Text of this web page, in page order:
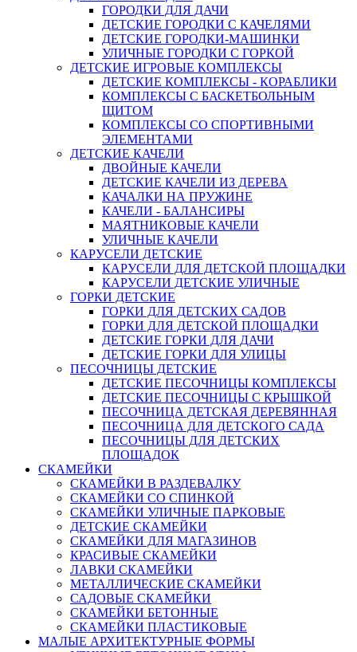
ГОРОДКИ ДЛЯ ДАЧИ
ДЕТСКИЕ ГОРОДКИ С КАЧЕЛЯМИ
ДЕТСКИЕ ГОРОДКИ-МАШИНКИ
УЛИЧНЫЕ ГОРОДКИ С ГОРКОЙ
ДЕТСКИЕ ИГРОВЫЕ КОМПЛЕКСЫ
ДЕТСКИЕ КОМПЛЕКСЫ - КОРАБЛИКИ
КОМПЛЕКСЫ С БАСКЕТБОЛЬНЫМ
ЩИТОМ
КОМПЛЕКСЫ СО СПОРТИВНЫМИ
ЭЛЕМЕНТАМИ
ДЕТСКИЕ КАЧЕЛИ
ДВОЙНЫЕ КАЧЕЛИ
ДЕТСКИЕ КАЧЕЛИ ИЗ ДЕРЕВА
КАЧАЛКИ НА ПРУЖИНЕ
КАЧЕЛИ - БАЛАНСИРЫ
МАЯТНИКОВЫЕ КАЧЕЛИ
УЛИЧНЫЕ КАЧЕЛИ
КАРУСЕЛИ ДЕТСКИЕ
КАРУСЕЛИ ДЛЯ ДЕТСКОЙ ПЛОЩАДКИ
КАРУСЕЛИ ДЕТСКИЕ УЛИЧНЫЕ
ГОРКИ ДЕТСКИЕ
ГОРКИ ДЛЯ ДЕТСКИХ САДОВ
ГОРКИ ДЛЯ ДЕТСКОЙ ПЛОЩАДКИ
ДЕТСКИЕ ГОРКИ ДЛЯ ДАЧИ
ДЕТСКИЕ ГОРКИ ДЛЯ УЛИЦЫ
ПЕСОЧНИЦЫ ДЕТСКИЕ
ДЕТСКИЕ ПЕСОЧНИЦЫ КОМПЛЕКСЫ
ДЕТСКИЕ ПЕСОЧНИЦЫ С КРЫШКОЙ
ПЕСОЧНИЦА ДЕТСКАЯ ДЕРЕВЯННАЯ
ПЕСОЧНИЦА ДЛЯ ДЕТСКОГО САДА
ПЕСОЧНИЦЫ ДЛЯ ДЕТСКИХ
ПЛОЩАДОК
СКАМЕЙКИ
СКАМЕЙКИ В РАЗДЕВАЛКУ
СКАМЕЙКИ СО СПИНКОЙ
СКАМЕЙКИ УЛИЧНЫЕ ПАРКОВЫЕ
ДЕТСКИЕ СКАМЕЙКИ
СКАМЕЙКИ ДЛЯ МАГАЗИНОВ
КРАСИВЫЕ СКАМЕЙКИ
ЛАВКИ СКАМЕЙКИ
МЕТАЛЛИЧЕСКИЕ СКАМЕЙКИ
САДОВЫЕ СКАМЕЙКИ
СКАМЕЙКИ БЕТОННЫЕ
СКАМЕЙКИ ПЛАСТИКОВЫЕ
МАЛЫЕ АРХИТЕКТУРНЫЕ ФОРМЫ